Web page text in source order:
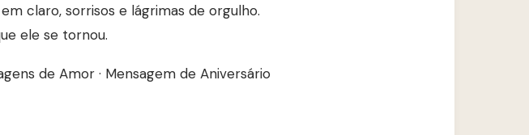
claro, sorrisos e lágrimas de orgulho.
ele se tornou.
de Amor · Mensagem de Aniversário